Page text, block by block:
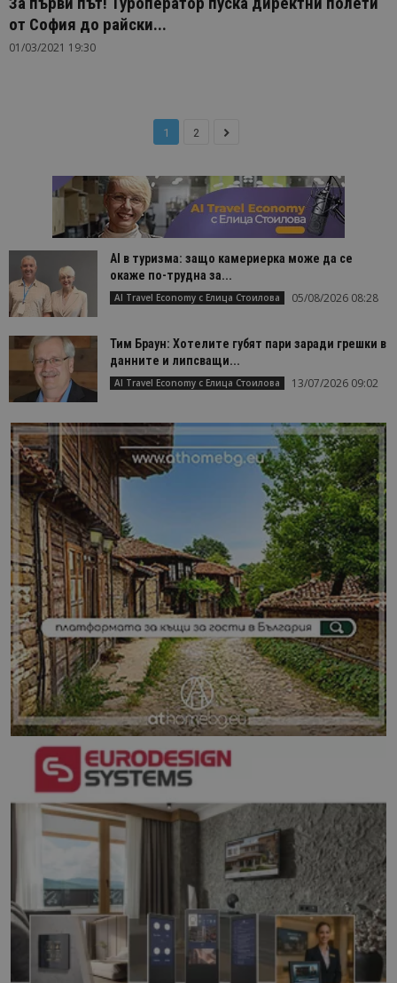
от София до райски...
01/03/2021 19:30
1 2
AI в туризма: защо камериерка може да се
окаже по-трудна за...
AI Travel Economy с Елица Стоилова 05/08/2026 08:28
Тим Браун: Хотелите губят пари заради грешки в
данните и липсващи...
AI Travel Economy с Елица Стоилова 13/07/2026 09:02